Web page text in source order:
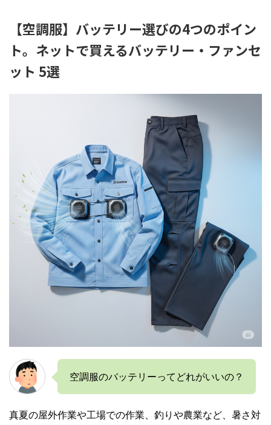
【空調服】バッテリー選びの4つのポイン
ト。ネットで買えるバッテリー・ファンセ
ット 5選
空調服のバッテリーってどれがいいの？
真夏の屋外作業や工場での作業、釣りや農業など、暑さ対